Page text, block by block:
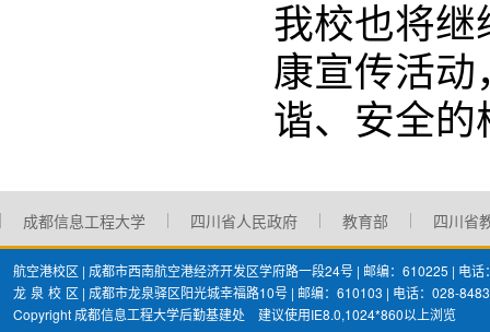
我校也将继
康宣传活
谐、安全的
成都信息工程大学 四川省人民政府 教育部 四川省
航空港校区 | 成都市西南航空港经济开发区学府路一段24号 | 邮编：610225 | 电
龙 泉 校 区 | 成都市龙泉驿区阳光城幸福路10号 | 邮编：610103 | 电话：028-
Copyright 成都信息工程大学后勤基建处 建议使用IE8.0,1024*860以上浏览